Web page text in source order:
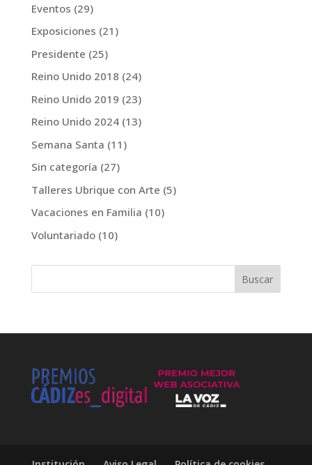
Eventos (29)
Exposiciones (21)
Presidente (25)
Reino Unido 2018 (24)
Reino Unido 2019 (23)
Reino Unido 2024(13)
Semana Santa (11)
Sin categoría (27)
Talleres Ubrique con Arte (5)
Vacaciones en Familia (10)
Voluntariado(10)